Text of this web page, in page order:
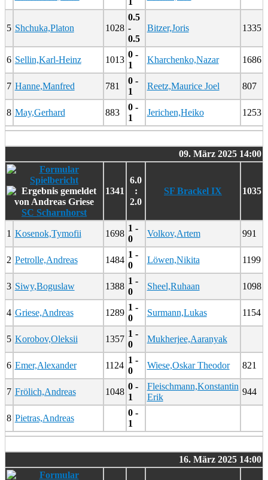
5 Shchuka,Platon 1028
0.5
-
0.5
Bitzer,Joris 1335
6 Sellin,Karl-Heinz 1013
0 -
1
Kharchenko,Nazar 1686
7 Hanne,Manfred 781
0 -
1
Reetz,Maurice Joel 807
8 May,Gerhard 883
0 -
1
Jerichen,Heiko 1253
09. März 2025 14:00
SC Scharnhorst
1341
6.0
:
2.0
SF Brackel IX 1035
1 Kosenok,Tymofii 1698
1 -
0
Volkov,Artem 991
2 Petrolle,Andreas 1484
1 -
0
Löwen,Nikita 1199
3 Siwy,Boguslaw 1388
1 -
0
Sheel,Ruhaan 1098
4 Griese,Andreas 1289
1 -
0
Surmann,Lukas 1154
5 Korobov,Oleksii 1357
1 -
0
Mukherjee,Aaranyak
6 Emer,Alexander 1124
1 -
0
Wiese,Oskar Theodor 821
7 Frölich,Andreas 1048
0 -
1
Fleischmann,Konstantin
Erik
944
8 Pietras,Andreas
0 -
1
16. März 2025 14:00